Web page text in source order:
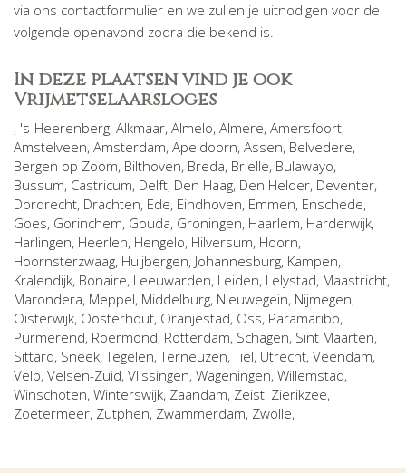
via ons contactformulier en we zullen je uitnodigen voor de
volgende openavond zodra die bekend is.
In deze plaatsen vind je ook
Vrijmetselaarsloges
, 's-Heerenberg, Alkmaar, Almelo, Almere, Amersfoort,
Amstelveen, Amsterdam, Apeldoorn, Assen, Belvedere,
Bergen op Zoom, Bilthoven, Breda, Brielle, Bulawayo,
Bussum, Castricum, Delft, Den Haag, Den Helder, Deventer,
Dordrecht, Drachten, Ede, Eindhoven, Emmen, Enschede,
Goes, Gorinchem, Gouda, Groningen, Haarlem, Harderwijk,
Harlingen, Heerlen, Hengelo, Hilversum, Hoorn,
Hoornsterzwaag, Huijbergen, Johannesburg, Kampen,
Kralendijk, Bonaire, Leeuwarden, Leiden, Lelystad, Maastricht,
Marondera, Meppel, Middelburg, Nieuwegein, Nijmegen,
Oisterwijk, Oosterhout, Oranjestad, Oss, Paramaribo,
Purmerend, Roermond, Rotterdam, Schagen, Sint Maarten,
Sittard, Sneek,Tegelen,Terneuzen,Tiel, Utrecht, Veendam,
Velp, Velsen-Zuid, Vlissingen, Wageningen, Willemstad,
Winschoten, Winterswijk, Zaandam, Zeist, Zierikzee,
Zoetermeer, Zutphen, Zwammerdam, Zwolle,